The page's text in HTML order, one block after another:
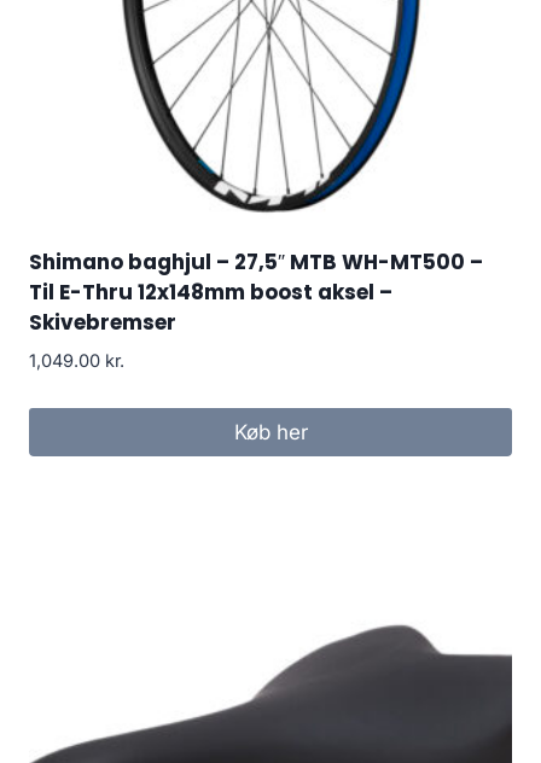
Shimano baghjul – 27,5″ MTB WH-MT500 –
Til E-Thru 12x148mm boost aksel –
Skivebremser
1,049.00 kr.
Køb her